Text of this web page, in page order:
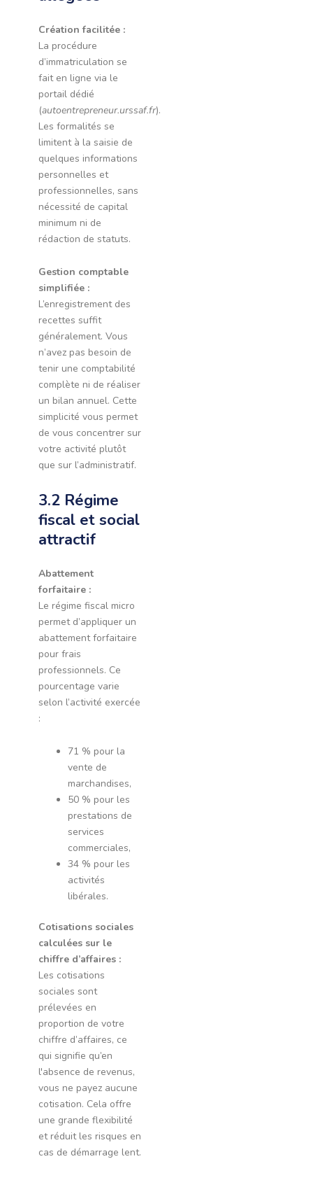
Création facilitée :
La procédure
d’immatriculation se
fait en ligne via le
portail dédié
(autoentrepreneur.urssaf.fr).
Les formalités se
limitent à la saisie de
quelques informations
personnelles et
professionnelles, sans
nécessité de capital
minimum ni de
rédaction de statuts.
Gestion comptable
simplifiée :
L’enregistrement des
recettes suffit
généralement. Vous
n’avez pas besoin de
tenir une comptabilité
complète ni de réaliser
un bilan annuel. Cette
simplicité vous permet
de vous concentrer sur
votre activité plutôt
que sur l’administratif.
3.2 Régime
fiscal et social
attractif
Abattement
forfaitaire :
Le régime fiscal micro
permet d’appliquer un
abattement forfaitaire
pour frais
professionnels. Ce
pourcentage varie
selon l’activité exercée
:
71 % pour la
vente de
marchandises,
50 % pour les
prestations de
services
commerciales,
34 % pour les
activités
libérales.
Cotisations sociales
calculées sur le
chiffre d’affaires :
Les cotisations
sociales sont
prélevées en
proportion de votre
chiffre d’affaires, ce
qui signifie qu’en
l'absence de revenus,
vous ne payez aucune
cotisation. Cela offre
une grande flexibilité
et réduit les risques en
cas de démarrage lent.